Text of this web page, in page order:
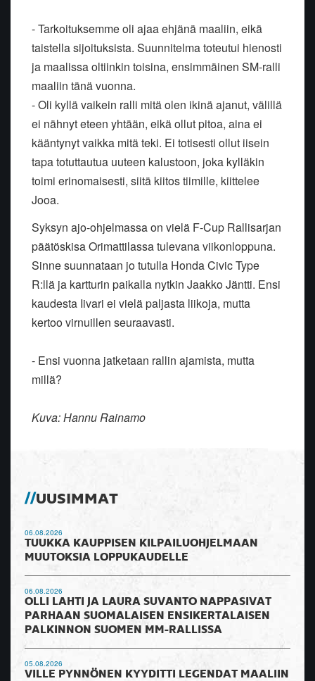
- Tarkoituksemme oli ajaa ehjänä maaliin, eikä
taistella sijoituksista. Suunnitelma toteutui hienosti
ja maalissa oltiinkin toisina, ensimmäinen SM-ralli
maaliin tänä vuonna.
- Oli kyllä vaikein ralli mitä olen ikinä ajanut, välillä
ei nähnyt eteen yhtään, eikä ollut pitoa, aina ei
kääntynyt vaikka mitä teki. Ei totisesti ollut iisein
tapa totuttautua uuteen kalustoon, joka kylläkin
toimi erinomaisesti, siitä kiitos tiimille, kiittelee
Jooa.
Syksyn ajo-ohjelmassa on vielä F-Cup Rallisarjan
päätöskisa Orimattilassa tulevana viikonloppuna.
Sinne suunnataan jo tutulla Honda Civic Type
R:llä ja kartturin paikalla nytkin Jaakko Jäntti. Ensi
kaudesta Iivari ei vielä paljasta liikoja, mutta
kertoo virnuillen seuraavasti.
- Ensi vuonna jatketaan rallin ajamista, mutta
millä?
Kuva: Hannu Rainamo
UUSIMMAT
06.08.2026
TUUKKA KAUPPISEN KILPAILUOHJELMAAN
MUUTOKSIA LOPPUKAUDELLE
06.08.2026
OLLI LAHTI JA LAURA SUVANTO NAPPASIVAT
PARHAAN SUOMALAISEN ENSIKERTALAISEN
PALKINNON SUOMEN MM-RALLISSA
05.08.2026
VILLE PYNNÖNEN KYYDITTI LEGENDAT MAALIIN